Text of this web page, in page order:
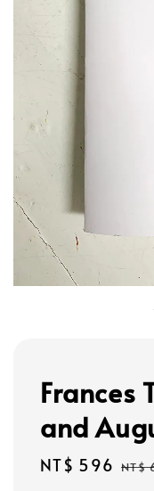
Frances
and
Sale
NT$ 596 NT$